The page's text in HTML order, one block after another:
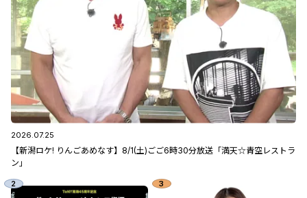
2026.07.25
【新潟ロケ! りんごあめなす】8/1(土)ごご6時30分放送「満天☆青空レストラ
ン」